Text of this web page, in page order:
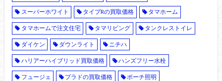
スーパーホワイト タイプRの買取価格 タマホーム
タマホームで注文住宅 タマリビング タンクレストイレ
ダイケン ダウンライト ニチハ
ハリアーハイブリッド買取価格 ハンズフリー水栓
フュージェ プラドの買取価格 ポーチ照明